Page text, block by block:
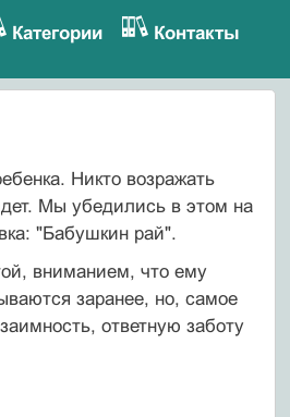
Категории Контакты
Никто возражать
Мы убедились в этом на
"Бабушкин рай".
вниманием, что ему
заранее, но, самое
ответную заботу